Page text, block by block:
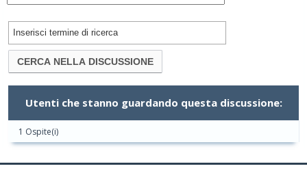
Utenti che stanno guardando questa discussione:
1 Ospite(i)